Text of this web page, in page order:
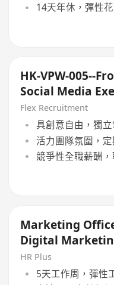
14天年休，彈性
HK-VPW-005--
Social Media
Creation Focus)
Flex Recruitment
具創意自由，獨
活力團隊氛圍，
競爭性全職薪酬
Marketing
Digital
HR Plus
5天工作周，彈性